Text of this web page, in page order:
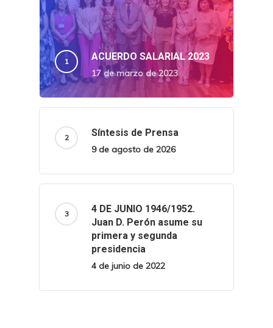
ACUERDO SALARIAL 2023
17 de marzo de 2023
Síntesis de Prensa
9 de agosto de 2026
4 DE JUNIO 1946/1952.
Juan D. Perón asume su
primera y segunda
presidencia
4 de junio de 2022